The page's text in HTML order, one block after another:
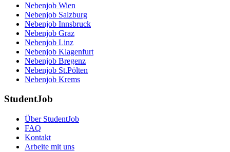
Nebenjob Wien
Nebenjob Salzburg
Nebenjob Innsbruck
Nebenjob Graz
Nebenjob Linz
Nebenjob Klagenfurt
Nebenjob Bregenz
Nebenjob St.Pölten
Nebenjob Krems
StudentJob
Über StudentJob
FAQ
Kontakt
Arbeite mit uns